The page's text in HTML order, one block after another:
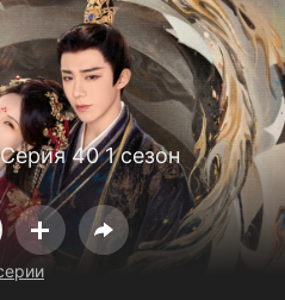
40 1 сезон
соглашение
Для партнёров
промокод
каналы Контакты